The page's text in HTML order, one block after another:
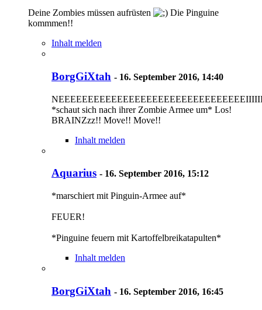
Deine Zombies müssen aufrüsten
Die Pinguine
kommmen!!
Inhalt melden
BorgGiXtah - 16. September 2016, 14:40
*schaut sich nach ihrer Zombie Armee um* Los!
BRAINZzz!! Move!! Move!!
Inhalt melden
Aquarius - 16. September 2016, 15:12
*marschiert mit Pinguin-Armee auf*
FEUER!
*Pinguine feuern mit Kartoffelbreikatapulten*
Inhalt melden
BorgGiXtah - 16. September 2016, 16:45